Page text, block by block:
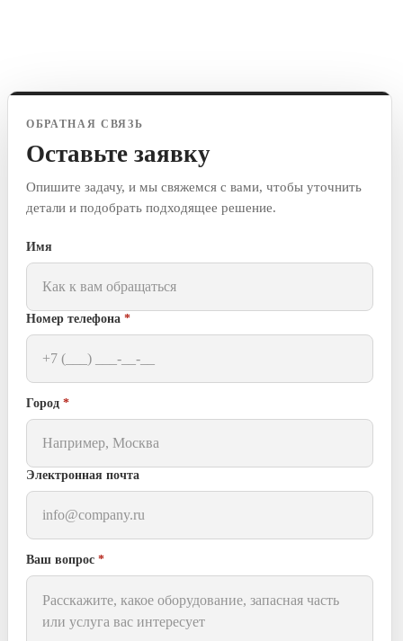
ОБРАТНАЯ СВЯЗЬ
Оставьте заявку
Опишите задачу, и мы свяжемся с вами, чтобы уточнить
детали и подобрать подходящее решение.
Имя
Номер телефона *
Город *
Электронная почта
Ваш вопрос *